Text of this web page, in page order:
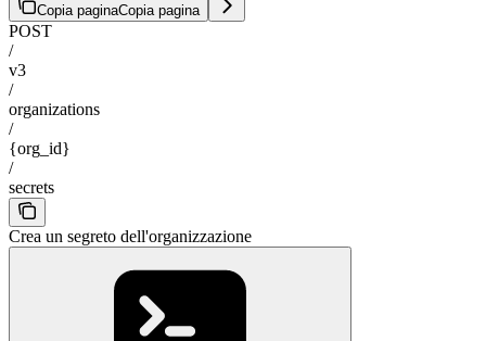
Copia paginaCopia pagina
POST
/
v3
/
organizations
/
{org_id}
/
secrets
Crea un segreto dell'organizzazione